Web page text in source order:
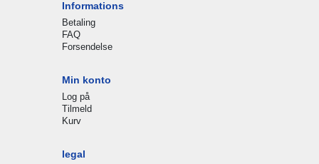
Informations
Betaling
FAQ
Forsendelse
Min konto
Log på
Tilmeld
Kurv
legal